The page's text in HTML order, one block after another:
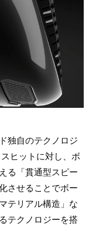
独自のテクノロジ
ヒットに対し、ボ
る「貫通型スピー
させることでボー
テリアル構造」な
テクノロジーを搭